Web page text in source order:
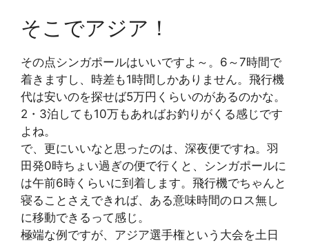
そこでアジア！
その点シンガポールはいいですよ～。6～7時間で
着きますし、時差も1時間しかありません。飛行機
代は安いのを探せば5万円くらいのがあるのかな。
2・3泊しても10万もあればお釣りがくる感じです
よね。
で、更にいいなと思ったのは、深夜便ですね。羽
田発0時ちょい過ぎの便で行くと、シンガポールに
は午前6時くらいに到着します。飛行機でちゃんと
寝ることさえできれば、ある意味時間のロス無し
に移動できるって感じ。
極端な例ですが、アジア選手権という大会を土日